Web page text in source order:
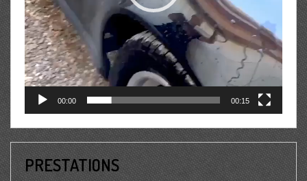
00:00 00:15
PRESTATIONS